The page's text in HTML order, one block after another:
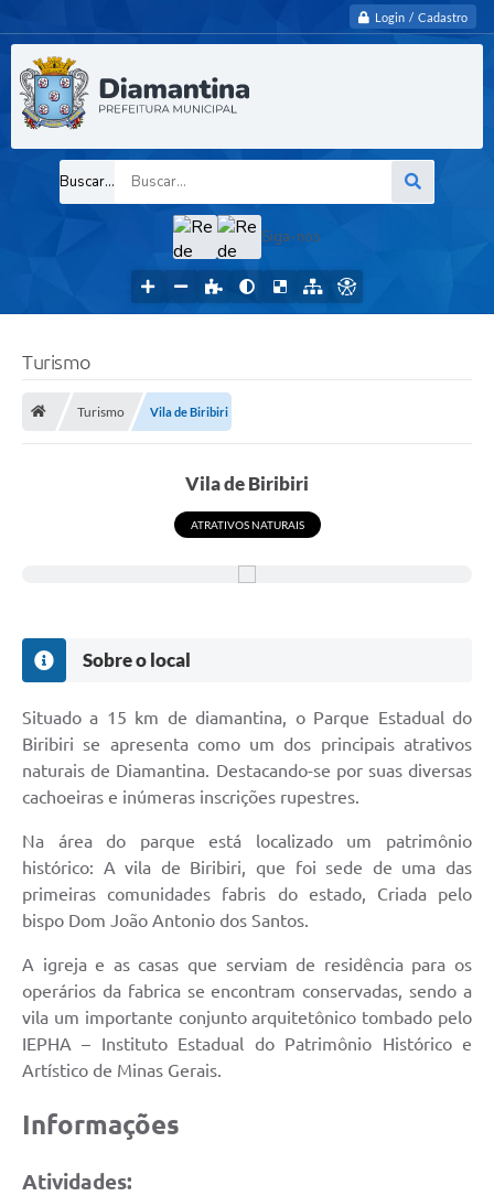
Login / Cadastro
Buscar...
Siga-nos
Turismo
Turismo Vila de Biribiri
Vila de Biribiri
ATRATIVOS NATURAIS
Sobre o local
Situado a 15 km de diamantina, o Parque Estadual do
Biribiri se apresenta como um dos principais atrativos
naturais de Diamantina. Destacando-se por suas diversas
cachoeiras e inúmeras inscrições rupestres.
Na área do parque está localizado um patrimônio
histórico: A vila de Biribiri, que foi sede de uma das
primeiras comunidades fabris do estado, Criada pelo
bispo Dom João Antonio dos Santos.
A igreja e as casas que serviam de residência para os
operários da fabrica se encontram conservadas, sendo a
vila um importante conjunto arquitetônico tombado pelo
IEPHA – Instituto Estadual do Patrimônio Histórico e
Artístico de Minas Gerais.
Informações
Atividades: